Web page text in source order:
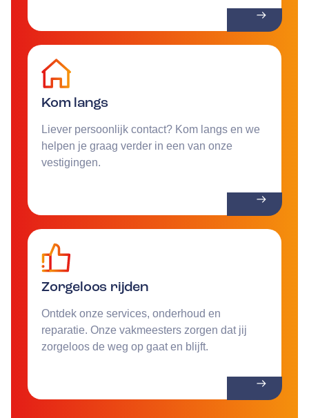
Kom langs
Liever persoonlijk contact? Kom langs en we
helpen je graag verder in een van onze
vestigingen.
Zorgeloos rijden
Ontdek onze services, onderhoud en
reparatie. Onze vakmeesters zorgen dat jij
zorgeloos de weg op gaat en blijft.